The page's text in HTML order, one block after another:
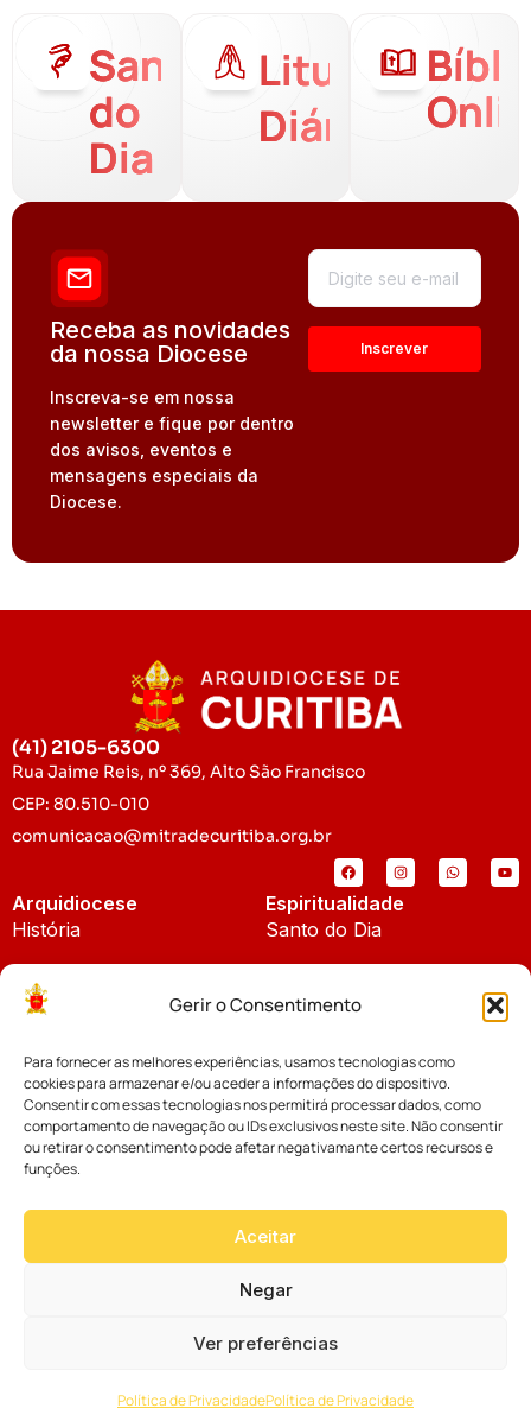
Gerir o Consentimento
Para fornecer as melhores experiências, usamos tecnologias como
cookies para armazenar e/ou aceder a informações do dispositivo.
Consentir com essas tecnologias nos permitirá processar dados, como
comportamento de navegação ou IDs exclusivos neste site. Não consentir
ou retirar o consentimento pode afetar negativamante certos recursos e
funções.
Aceitar
Negar
Ver preferências
Política de PrivacidadePolítica de Privacidade
Santo
do
Dia
Liturgia
Diária
Receba as novidades
da nossa Diocese
Inscreva-se em nossa
newsletter e fique por dentro
dos avisos, eventos e
mensagens especiais da
Diocese.
(41) 2105-6300
Rua Jaime Reis, nº 369, Alto São Francisco
CEP: 80.510-010
comunicacao@mitradecuritiba.org.br
Arquidiocese
História
Padroeira
Espiritualidade
Santo do Dia
Notícias
Notícias da Arquidiocese
Notícias Cáritas
Palavra dos Bispos
Cúria Diocesana
Fundo Diocesano
Vicariatos da Educação
Eventos
por